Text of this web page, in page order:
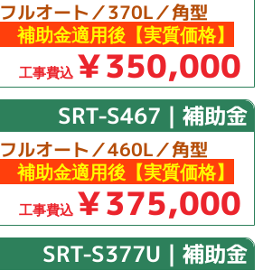
フルオート／370L／角型
補助金適用後【実質価格】
工事費込 ￥350,000
SRT-S467｜補助金
フルオート／460L／角型
補助金適用後【実質価格】
工事費込 ￥375,000
SRT-S377U｜補助金